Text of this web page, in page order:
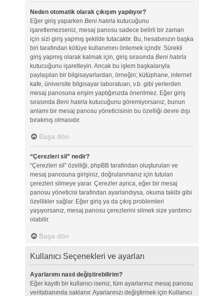
Neden otomatik olarak çıkışım yapılıyor?
Eğer giriş yaparken Beni hatırlakutucuğunu
işaretlemezseniz, mesaj panosu sadece belirli bir zaman
için sizi giriş yapmış şekilde tutacaktır. Bu, hesabınızın başka
biri tarafından kötüye kullanımını önlemek içindir. Sürekli
giriş yapmış olarak kalmak için, giriş sırasında Beni hatırla
kutucuğunu işaretleyin. Ancak bu işlem başkalarıyla
paylaşılan bir bilgisayarlardan, örneğin; kütüphane, internet
kafe, üniversite bilgisayar laboratuarı, v.b. gibi yerlerden
mesaj panosuna erişim yaptığınızda önerilmez. Eğer giriş
sırasında Beni hatırlakutucuğunu göremiyorsanız, bunun
anlamı bir mesaj panosu yöneticisinin bu özelliği devre dışı
bırakmış olmasıdır.
Başa dön
“Çerezleri sil” nedir?
“Çerezleri sil” özelliği, phpBB tarafından oluşturulan ve
mesaj panosuna girişiniz, doğrulanmanız için tutulan
çerezleri silmeye yarar. Çerezler ayrıca, eğer bir mesaj
panosu yöneticisi tarafından ayarlandıysa, okuma takibi gibi
özellikler sağlar. Eğer giriş ya da çıkış problemleri
yaşıyorsanız, mesaj panosu çerezlerini silmek size yardımcı
olabilir.
Başa dön
Kullanıcı Seçenekleri ve ayarları
Ayarlarımı nasıl değiştirebilirim?
Eğer kayıtlı bir kullanıcı iseniz, tüm ayarlarınız mesaj panosu
veritabanında saklanır. Ayarlarınızı değiştirmek için Kullanıcı